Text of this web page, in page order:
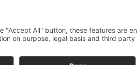
Freyung 1, 92539 Schönsee
Tel.:+49 (0)9674 / 92 48 78
veronika.hofinger@cebb.de